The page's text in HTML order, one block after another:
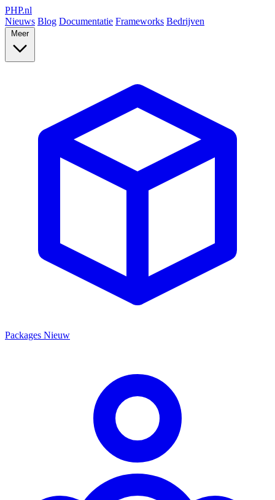
PHP.nl
Nieuws Blog Documentatie Frameworks Bedrijven
Meer
Packages Nieuw